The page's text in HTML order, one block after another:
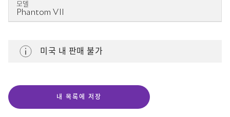
모델
Phantom VII
미국 내 판매 불가
내 목록에 저장